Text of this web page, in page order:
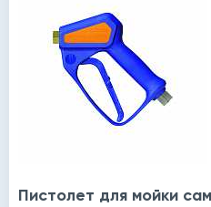
Пистолет для мойки